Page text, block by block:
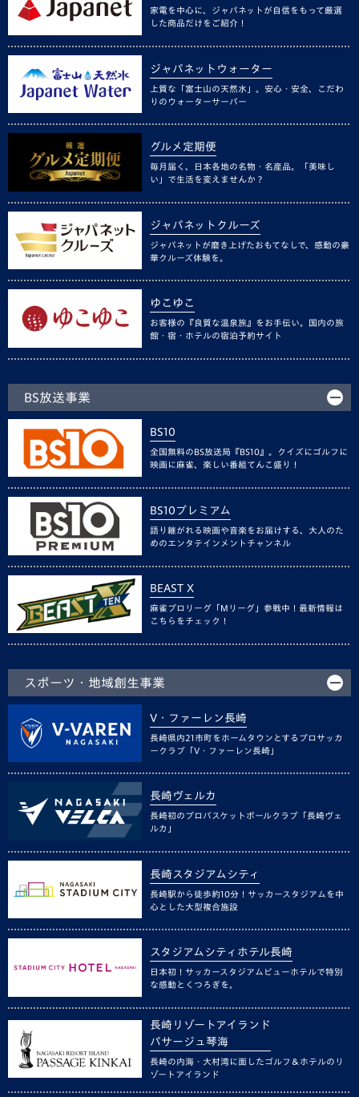
家電を中心に、ジャパネットが自信をもって厳選
した商品だけをご紹介！
ジャパネットウォーター
上質な「富士山の天然水」。安心・安全、こだわ
りのウォーターサーバー
グルメ定期便
毎月届く、日本各地の名物・名産品。「美味し
い」で生活を変えませんか？
ジャパネットクルーズ
ジャパネットが磨き上げたおもてなしで、感動の豪
華クルーズ体験を。
ゆこゆこ
お客様の『良質な温泉旅』をお手伝い。国内の旅
館・宿・ホテルの宿泊予約サイト
BS放送事業
BS10
全国無料のBS放送局『BS10』。クイズにゴルフに
映画に麻雀、楽しい番組てんこ盛り！
BS10プレミアム
語り継がれる映画や音楽をお届けする、大人のた
めのエンタテインメントチャンネル
BEAST X
麻雀プロリーグ「Mリーグ」参戦中！最新情報は
こちらをチェック！
スポーツ・地域創生事業
V・ファーレン長崎
長崎県内21市町をホームタウンとするプロサッカ
ークラブ「V・ファーレン長崎」
長崎ヴェルカ
長崎初のプロバスケットボールクラブ「長崎ヴェ
ルカ」
長崎スタジアムシティ
長崎駅から徒歩約10分！サッカースタジアムを中
心とした大型複合施設
スタジアムシティホテル長崎
日本初！サッカースタジアムビューホテルで特別
な感動とくつろぎを。
長崎リゾートアイランド
パサージュ琴海
長崎の内海・大村湾に面したゴルフ＆ホテルのリ
ゾートアイランド